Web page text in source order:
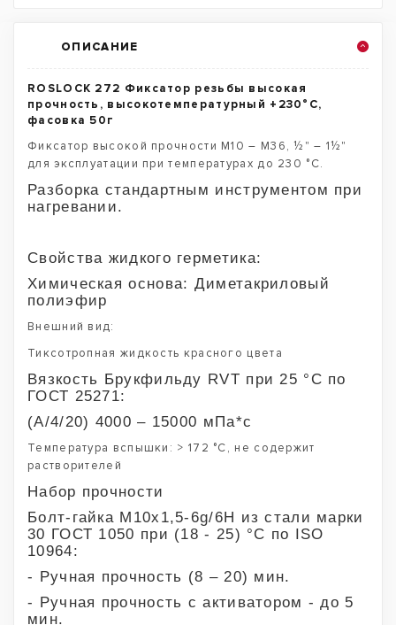
ОПИСАНИЕ
ROSLOCK 272 Фиксатор резьбы высокая
прочность, высокотемпературный +230°С,
фасовка 50г
Фиксатор высокой прочности М10 – М36, ½" – 1½"
для эксплуатации при температурах до 230 °С.
Разборка стандартным инструментом при
нагревании.
Свойства жидкого герметика:
Химическая основа: Диметакриловый
полиэфир
Внешний вид:
Тиксотропная жидкость красного цвета
Вязкость Брукфильду RVT при 25 °С по
ГОСТ 25271:
(A/4/20) 4000 – 15000 мПа*с
Температура вспышки: > 172 °С, не содержит
растворителей
Набор прочности
Болт-гайка М10х1,5-6g/6H из стали марки
30 ГОСТ 1050 при (18 - 25) °С по ISO
10964:
- Ручная прочность (8 – 20) мин.
- Ручная прочность с активатором - до 5
мин.